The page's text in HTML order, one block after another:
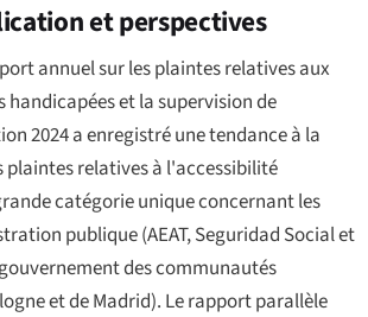
et perspectives
annuel sur les plaintes relatives aux
handicapées et la supervision de
2024 a enregistré une tendance à la
plaintes relatives à l'accessibilité
catégorie unique concernant les
publique (AEAT, Seguridad Social et
des communautés
et de Madrid). Le rapport parallèle